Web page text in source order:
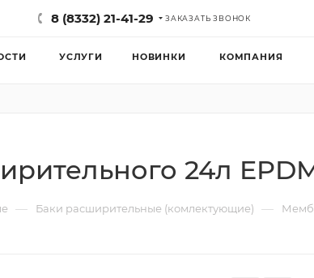
8 (8332) 21-41-29 ЗАКАЗАТЬ ЗВОНОК
УСЛУГИ НОВИНКИ КОМПАНИЯ
24л
— Баки расширительные (комлектующие) —